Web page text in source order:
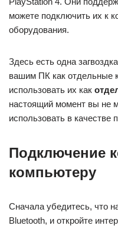
можете подключить их к
оборудования.
Здесь есть одна
вашим ПК как отдельные
использовать их как
настоящий момент вы не
использовать в качестве
Подключение
компьютеру
Сначала убедитесь, что
Bluetooth, и откройте